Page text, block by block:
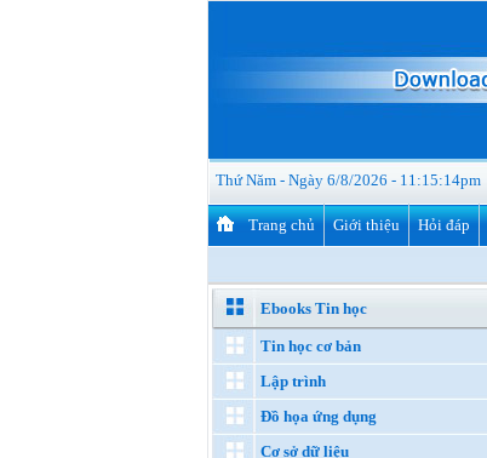
Thứ Năm - Ngày 6/8/2026 - 11:15:15pm
Trang chủ Giới thiệu Hỏi đáp
Ebooks Tin học
Tin học cơ bản
Lập trình
Đồ họa ứng dụng
Cơ sở dữ liệu